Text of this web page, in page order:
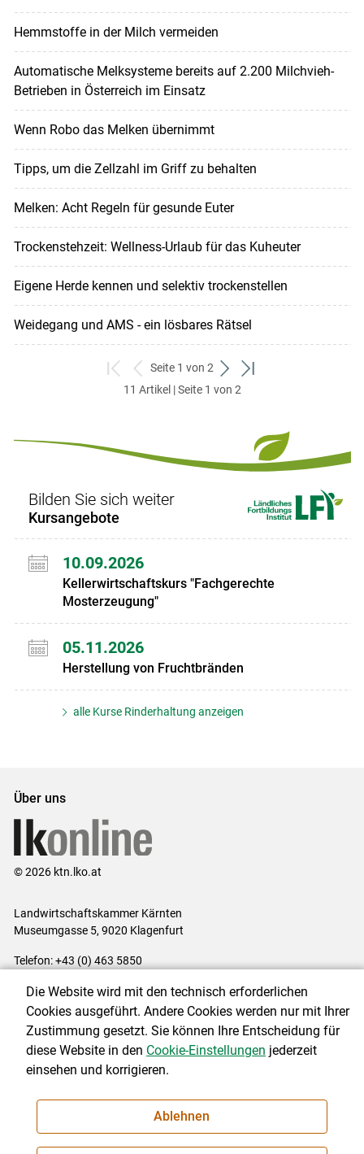
Hemmstoffe in der Milch vermeiden
Automatische Melksysteme bereits auf 2.200 Milchvieh-
Betrieben in Österreich im Einsatz
Wenn Robo das Melken übernimmt
Tipps, um die Zellzahl im Griff zu behalten
Melken: Acht Regeln für gesunde Euter
Trockenstehzeit: Wellness-Urlaub für das Kuheuter
Eigene Herde kennen und selektiv trockenstellen
Weidegang und AMS - ein lösbares Rätsel
zum
ersten
zurück
zum
Seite 1 von 2
weiter
zum
zum
11 Artikel | Seite 1 von 2
Bilden Sie sich weiter
Kursangebote
10.09.2026
Kellerwirtschaftskurs "Fachgerechte
Mosterzeugung"
05.11.2026
Herstellung von Fruchtbränden
alle Kurse Rinderhaltung anzeigen
Über uns
© 2026 ktn.lko.at
Landwirtschaftskammer Kärnten
Museumgasse 5, 9020 Klagenfurt
Telefon: +43 (0) 463 5850
Impressum|Kontakt|Datenschutzerklärung|Barrierefreiheit|
Cookie-Einstellungen
NEWSLETTER
Die Website wird mit den technisch erforderlichen
Cookies ausgeführt. Andere Cookies werden nur mit Ihrer
Zustimmung gesetzt. Sie können Ihre Entscheidung für
diese Website in den Cookie-Einstellungen jederzeit
einsehen und korrigieren.
Ablehnen